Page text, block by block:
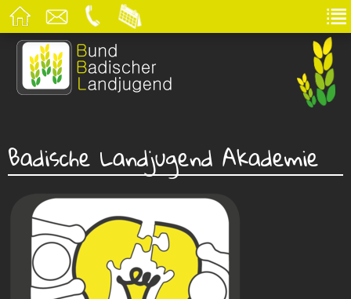
Badische Landjugend Akademie